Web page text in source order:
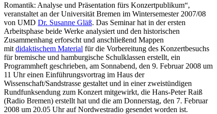
Romantik: Analyse und Präsentation fürs Konzertpublikum“,
veranstaltet an der Universität Bremen im Wintersemester 2007/08
von UMD Dr. Susanne Gläß. Das Seminar hat in der ersten
Arbeitsphase beide Werke analysiert und den historischen
Zusammenhang erforscht und anschließend Mappen
mit didaktischem Material für die Vorbereitung des Konzertbesuchs
für bremische und hamburgische Schulklassen erstellt, ein
Programmheft geschrieben, am Sonnabend, den 9. Februar 2008 um
11 Uhr einen Einführungsvortrag im Haus der
Wissenschaft/Sandstrasse gestaltet und in einer zweistündigen
Rundfunksendung zum Konzert mitgewirkt, die Hans-Peter Raiß
(Radio Bremen) erstellt hat und die am Donnerstag, den 7. Februar
2008 um 20.05 Uhr auf Nordwestradio gesendet worden ist.